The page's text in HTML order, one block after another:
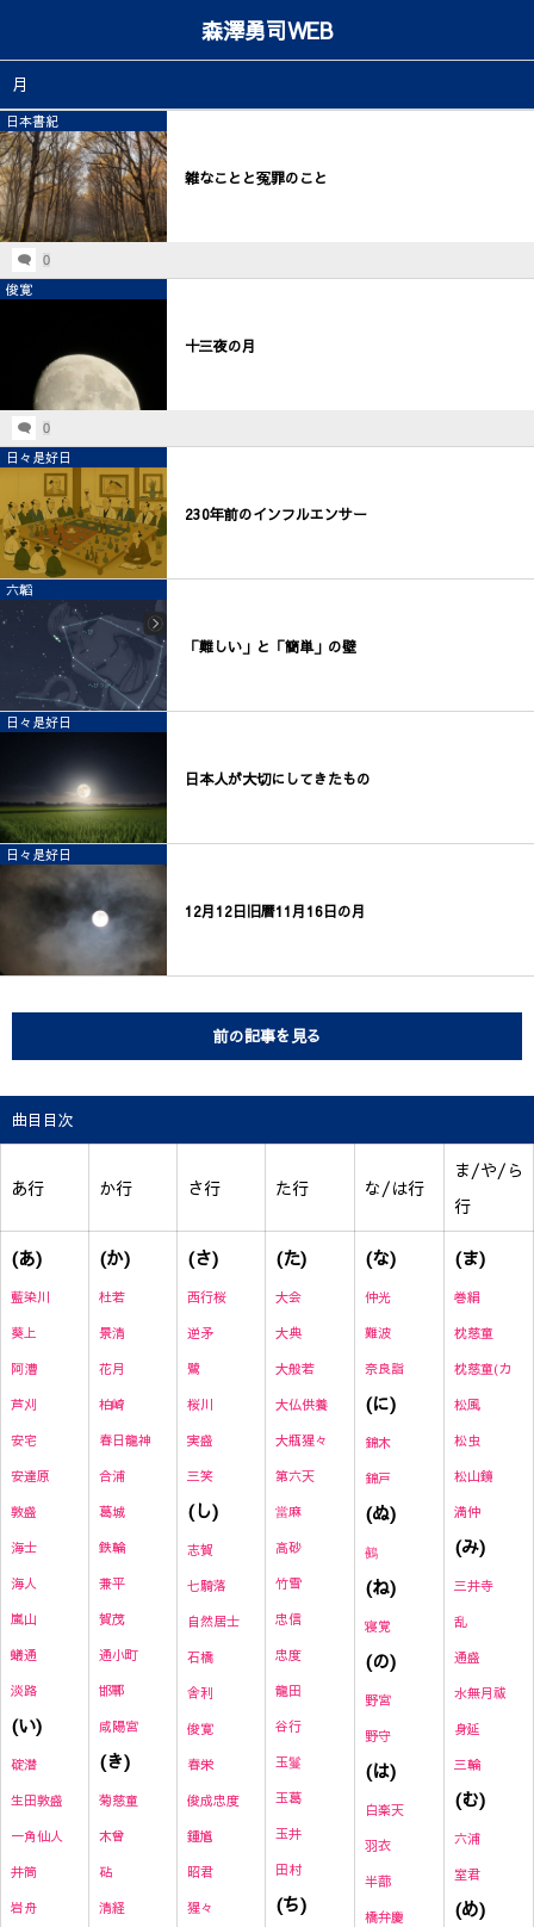
森澤勇司WEB
月
日本書紀
雑なことと冤罪のこと
0
俊寛
十三夜の月
0
日々是好日
230年前のインフルエンサー
六韜
「難しい」と「簡単」の壁
日々是好日
日本人が大切にしてきたもの
日々是好日
12月12日旧暦11月16日の月
前の記事を見る
曲目目次
あ行 か行 さ行 た行 な/は行
ま/や/ら
行
(あ)
藍染川
葵上
阿漕
芦刈
安宅
安達原
敦盛
海士
海人
嵐山
蟻通
淡路
(い)
碇潜
生田敦盛
一角仙人
井筒
岩舟
(か)
杜若
景清
花月
柏崎
春日龍神
合浦
葛城
鉄輪
兼平
賀茂
通小町
邯鄲
咸陽宮
(き)
菊慈童
木曾
砧
清経
(さ)
西行桜
逆矛
鷺
桜川
実盛
三笑
(し)
志賀
七騎落
自然居士
石橋
舎利
俊寛
春栄
俊成忠度
鍾馗
昭君
猩々
(た)
大会
大典
大般若
大仏供養
大瓶猩々
第六天
當麻
高砂
竹雪
忠信
忠度
龍田
谷行
玉鬘
玉葛
玉井
田村
(ち)
(な)
仲光
難波
奈良詣
(に)
錦木
錦戸
(ぬ)
鵺
(ね)
寝覚
(の)
野宮
野守
(は)
白楽天
羽衣
半蔀
橋弁慶
(ま)
巻絹
枕慈童
枕慈童(カ
松風
松虫
松山鏡
満仲
(み)
三井寺
乱
通盛
水無月祓
身延
三輪
(む)
六浦
室君
(め)